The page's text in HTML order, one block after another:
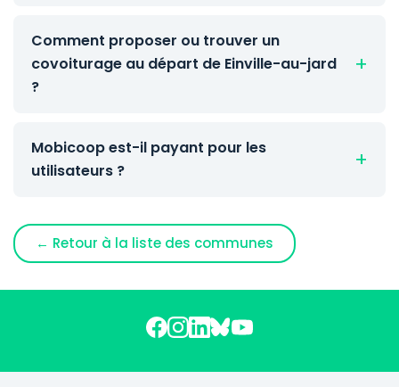
Comment proposer ou trouver un
covoiturage au départ de Einville-au-jard
?
Mobicoop est-il payant pour les
utilisateurs ?
← Retour à la liste des communes